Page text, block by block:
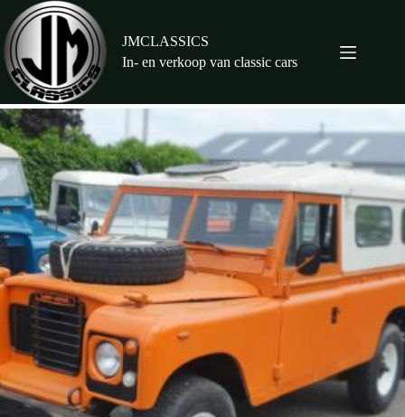
naar
de
inhoud
JMCLASSICS
In- en verkoop van classic cars